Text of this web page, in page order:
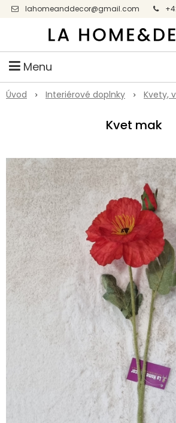
lahomeanddecor@gmail.com
Facebook
Menu
Úvod Interiérové doplnky Kvety,
Kvet mak